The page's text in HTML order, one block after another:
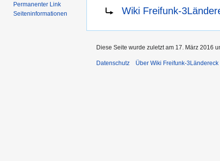
Navigation
Suche
Weiterleitung nach:
Wiki Freifunk-
Permanenter Link
Seiten­­informationen
Diese Seite wurde zuletzt am 17. März 2016
Datenschutz Über Wiki Freifunk-3Ländereck